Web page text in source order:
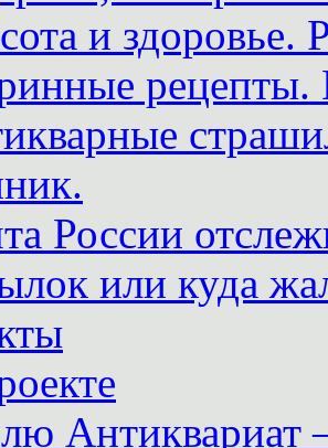
и здоровье.
рецепты.
России
или куда
Антиквариат